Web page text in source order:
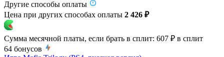
Другие способы оплаты
Цена при других способах оплаты 2 426 ₽
Сумма месячной платы, если брать в сплит: 607 ₽ в сплит
64 бонусов